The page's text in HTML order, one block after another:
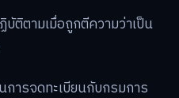
ติตามเมื่อถูกตีความว่าเป็น
การจดทะเบียนกับกรมการ